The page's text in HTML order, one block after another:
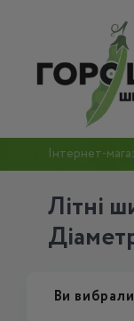
Інтернет-
Літні
Ви